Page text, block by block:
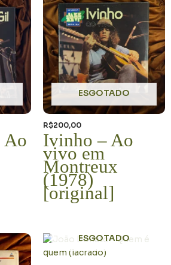
do Tempo (1973)
Diniz (1974)
Mocotó - On Stage (1972)
Ao
ESGOTADO
R$200,00
Ivinho – Ao
vivo em
Montreux
(1978)
[original]
ESGOTADO